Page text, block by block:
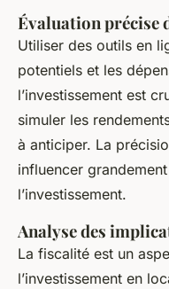
Évaluation précise
Utiliser des outils en
potentiels et les
l’investissement est
simuler les
à anticiper. La
influencer
l’investissement.
Analyse des
La fiscalité est un
l’investissement en